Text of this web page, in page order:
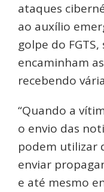
ataques
ao auxílio
golpe do
encaminham
recebendo
“Quando a
o envio das
podem utilizar
enviar
e até mesmo